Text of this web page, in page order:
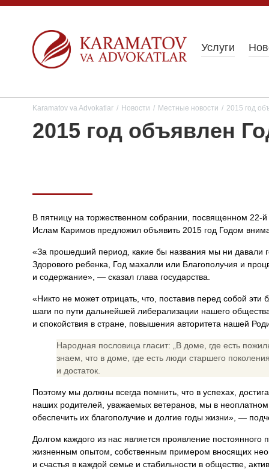
Услуги
Karamatov va Advokatlar / Новости / Местные новости / 2015 год
2015 год объявлен
В пятницу на торжественном собрании, посвященном 22-
Ислам Каримов предложил объявить 2015 год Годом
«За прошедший период, какие бы названия мы ни давали
Здорового ребенка, Год махалли или Благополучия и
и содержание», — сказал глава государства.
«Никто не может отрицать, что, поставив перед собой
шаги по пути дальнейшей либерализации нашего
и спокойствия в стране, повышения авторитета нашей
Народная пословица гласит: „В доме, где есть
знаем, что в доме, где есть люди старшего
и достаток.
Поэтому мы должны всегда помнить, что в успехах,
наших родителей, уважаемых ветеранов, мы в
обеспечить их благополучие и долгие годы жизни», —
Долгом каждого из нас является проявление
жизненным опытом, собственным примером вносящих
и счастья в каждой семье и стабильности в обществе,